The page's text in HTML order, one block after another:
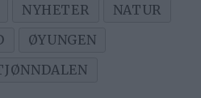
NYHETER
NATUR
ØYUNGEN